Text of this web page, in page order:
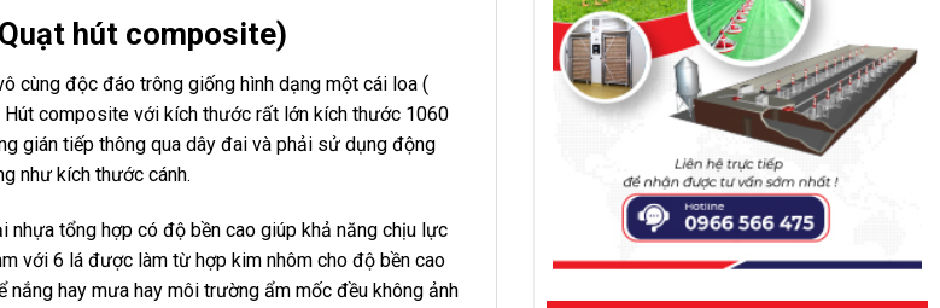
hút composite)
cùng độc đáo trông giống hình dạng một cái loa (
composite với kích thước rất lớn kích thước 1060
gián tiếp thông qua dây đai và phải sử dụng động
như kích thước cánh.
tổng hợp có độ bền cao giúp khả năng chịu lực
với 6 lá được làm từ hợp kim nhôm cho độ bền cao
hay mưa hay môi trường ẩm mốc đều không ảnh